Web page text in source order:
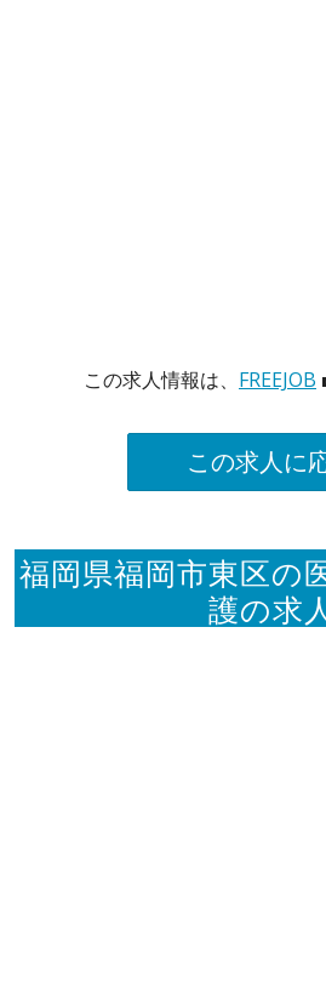
この求人情報は、 FREEJOB
この求人に
福岡県福岡市東区の
護の求